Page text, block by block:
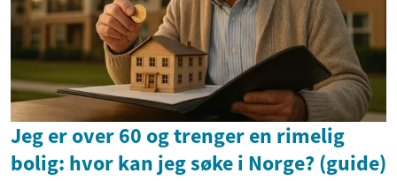
Jeg er over 60 og trenger en rimelig
bolig: hvor kan jeg søke i Norge? (guide)